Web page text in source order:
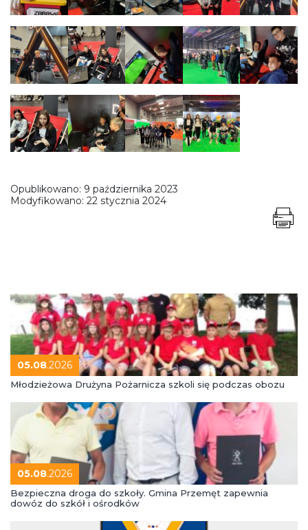
Opublikowano: 9 października 2023
Modyfikowano: 22 stycznia 2024
05.08.2026
Młodzieżowa Drużyna Pożarnicza szkoli się podczas obozu
05.08.2026
Bezpieczna droga do szkoły. Gmina Przemęt zapewnia
dowóz do szkół i ośrodków